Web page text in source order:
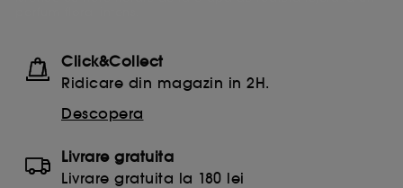
Click&Collect
Ridicare din magazin in 2H.
Descopera
Livrare gratuita
Livrare gratuita la 180 lei